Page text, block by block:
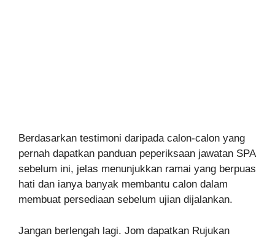
Berdasarkan testimoni daripada calon-calon yang
pernah dapatkan panduan peperiksaan jawatan SPA
sebelum ini, jelas menunjukkan ramai yang berpuas
hati dan ianya banyak membantu calon dalam
membuat persediaan sebelum ujian dijalankan.
Jangan berlengah lagi. Jom dapatkan Rujukan